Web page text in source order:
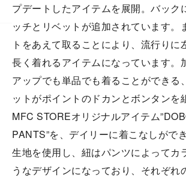
プデートしたアイテムを展開。バック
ッチとリベットが追加されています。
トをあえて取ることにより、流⾏りに
⻑く着れるアイテムになっています。
アップでも単品でも着ることができる
ットがポイントのドカンとボンタンを
MFC STOREオリジナルアイテム
PANTS”を、デイリーに着こなしがで
⽣地を使⽤し、紐はパンツによってカ
うなデザインになっており、それぞれ